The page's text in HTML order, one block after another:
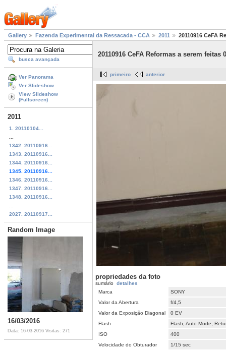
Gallery Fazenda Experimental da Ressacada - CCA 2011 20110916 CeFA
busca avançada
Ver Panorama
Ver Slideshow
View Slideshow
(Fullscreen)
2011
1. 20110104...
1342. 20110916...
1343. 20110916...
1344. 20110916...
1345. 20110916...
1346. 20110916...
1347. 20110916...
1348. 20110916...
2027. 20110917...
Random Image
16/03/2016
Data: 16-03-2016 Visitas: 271
20110916 CeFA Reformas a serem feitas
primeiro anterior
propriedades da foto
sumário detalhes
Marca
SONY
Valor da Abertura
f/4,5
Valor da Exposição Diagonal
0 EV
Flash
Flash, Auto-Mode,
ISO
400
Velocidade do Obturador
1/15 sec